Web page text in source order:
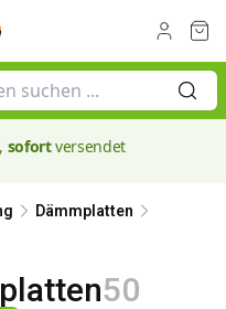
sofortversendet
Dämmplatten
50